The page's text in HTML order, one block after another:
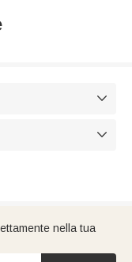


nella tua